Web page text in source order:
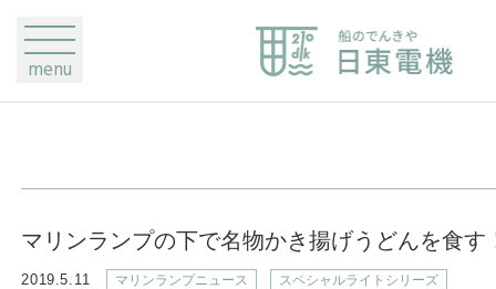
menu
マリンランプの下で名物かき揚げうどんを食す
2019.5.11 マリンランプニュース スペシャルライトシリーズ